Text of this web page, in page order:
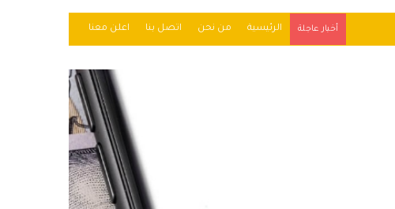
أخبار عاجلة الرئيسية من نحن اتصل بنا اعلن معنا